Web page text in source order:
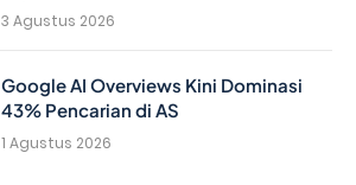
3 Agustus 2026
Google AI Overviews Kini Dominasi
43% Pencarian di AS
1 Agustus 2026